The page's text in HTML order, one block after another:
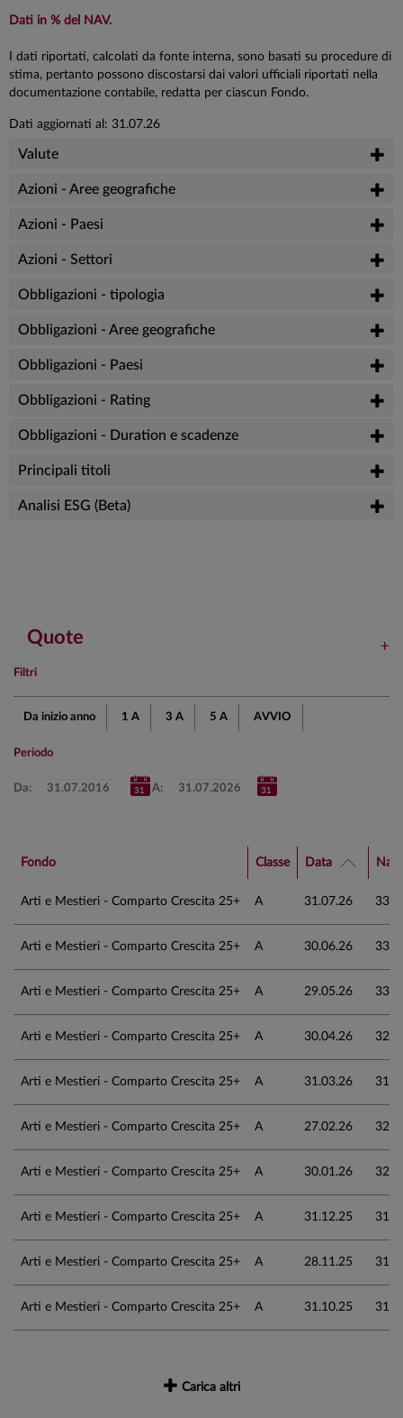
Dati in % del NAV.
I dati riportati, calcolati da fonte interna, sono basati su procedure di
stima, pertanto possono discostarsi dai valori ufficiali riportati nella
documentazione contabile, redatta per ciascun Fondo.
Dati aggiornati al: 31.07.26
Valute
Azioni - Aree geografiche
Azioni - Paesi
Azioni - Settori
Obbligazioni - tipologia
Obbligazioni - Aree geografiche
Obbligazioni - Paesi
Obbligazioni - Rating
Obbligazioni - Duration e scadenze
Principali titoli
Analisi ESG (Beta)
Quote
Filtri
Da inizio anno 1 A 3 A 5 A AVVIO
Periodo
Da: A:
Fondo Classe Data Nav
Arti e Mestieri - Comparto Crescita 25+ A 31.07.26
Arti e Mestieri - Comparto Crescita 25+ A 30.06.26
Arti e Mestieri - Comparto Crescita 25+ A 29.05.26
Arti e Mestieri - Comparto Crescita 25+ A 30.04.26
Arti e Mestieri - Comparto Crescita 25+ A 31.03.26
Arti e Mestieri - Comparto Crescita 25+ A 27.02.26
Arti e Mestieri - Comparto Crescita 25+ A 30.01.26
Arti e Mestieri - Comparto Crescita 25+ A 31.12.25
Arti e Mestieri - Comparto Crescita 25+ A 28.11.25
Arti e Mestieri - Comparto Crescita 25+ A 31.10.25
Carica altri